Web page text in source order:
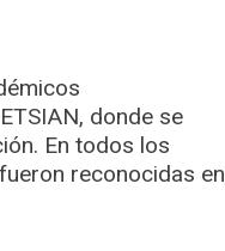
donde se
En todos los
reconocidas en